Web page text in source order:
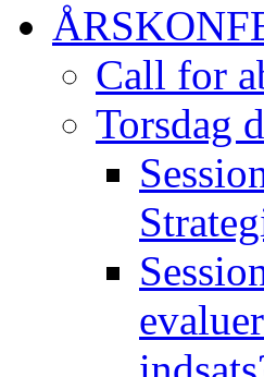
Call for
Torsdag